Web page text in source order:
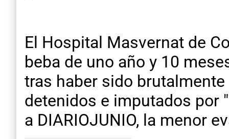
El Hospital Masvernat de
beba de uno año y 10
tras haber sido
detenidos e imputados por
a DIARIOJUNIO, la menor